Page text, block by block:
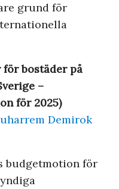
grund för
bostäder på
–
för 2025)
Demirok
budgetmotion för